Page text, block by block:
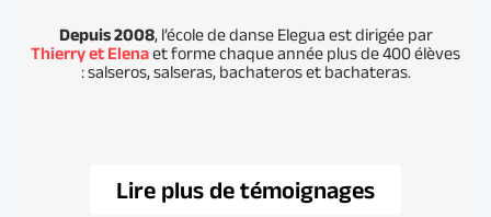
Depuis 2008, l’école de danse Elegua est dirigée par
Thierry et Elenaet forme chaque année plus de 400 élèves
: salseros, salseras, bachateros et bachateras.
Lire plus de témoignages